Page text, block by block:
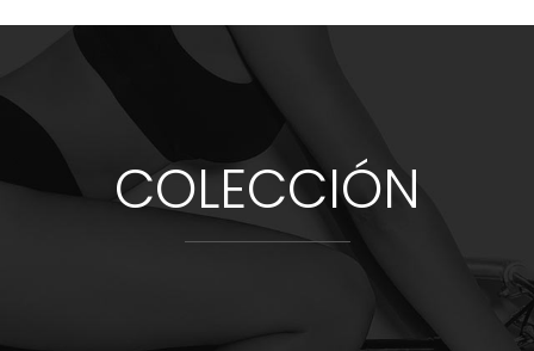
COLECCIÓN